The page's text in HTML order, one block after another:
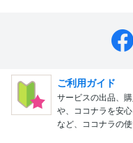
ご利用ガイド
サービスの出品、
や、ココナラを安
など、ココナラの使